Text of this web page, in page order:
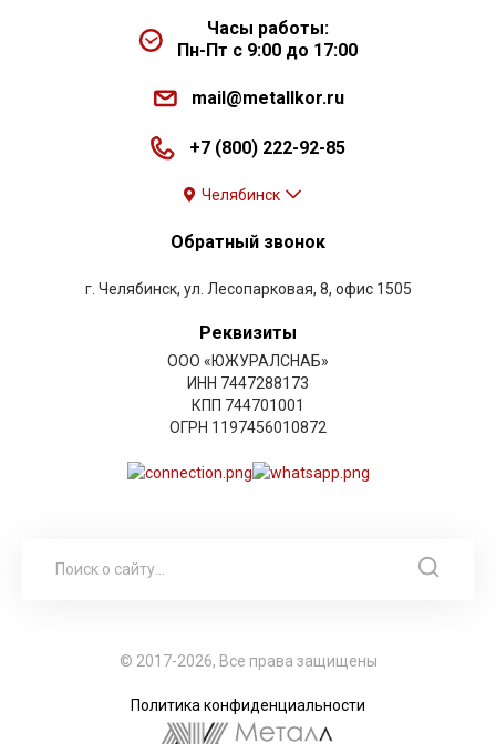
Часы работы:
Пн-Пт с 9:00 до 17:00
mail@metallkor.ru
+7 (800) 222-92-85
Челябинск
Обратный звонок
г. Челябинск, ул. Лесопарковая, 8, офис 1505
Реквизиты
ООО «ЮЖУРАЛСНАБ»
ИНН 7447288173
КПП 744701001
ОГРН 1197456010872
© 2017-2026, Все права защищены
Политика конфиденциальности